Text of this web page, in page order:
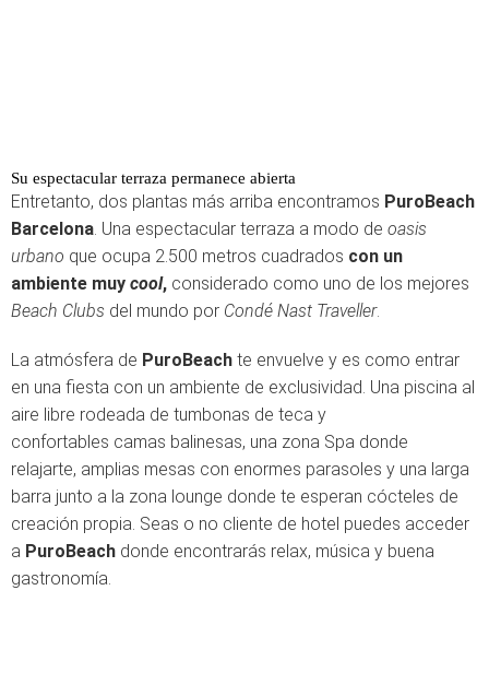
Su espectacular terraza permanece abierta
Entretanto, dos plantas más arriba encontramos PuroBeach
Barcelona. Una espectacular terraza a modo de oasis
urbano que ocupa 2.500 metros cuadrados con un
ambiente muy cool, considerado como uno de los mejores
Beach Clubs del mundo por Condé Nast Traveller.
La atmósfera de PuroBeach te envuelve y es como entrar
en una fiesta con un ambiente de exclusividad. Una piscina al
aire libre rodeada de tumbonas de teca y
confortables camas balinesas, una zona Spa donde
relajarte, amplias mesas con enormes parasoles y una larga
barra junto a la zona lounge donde te esperan cócteles de
creación propia. Seas o no cliente de hotel puedes acceder
a PuroBeach donde encontrarás relax, música y buena
gastronomía.